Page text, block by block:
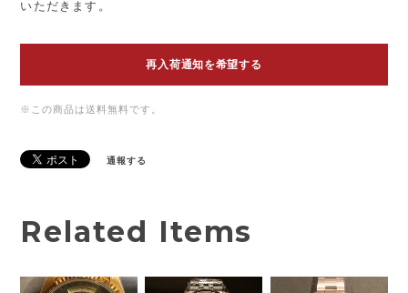
いただきます。
再入荷通知を希望する
※この商品は送料無料です。
通報する
Related Items